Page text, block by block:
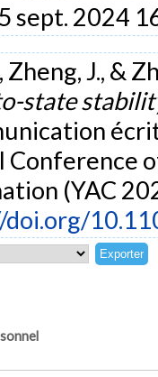
sept. 2024
Zheng, J., &
state
Conference
(YAC